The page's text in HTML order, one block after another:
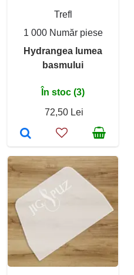
Trefl
1 000 Număr piese
Hydrangea lumea
basmului
În stoc (3)
72,50 Lei